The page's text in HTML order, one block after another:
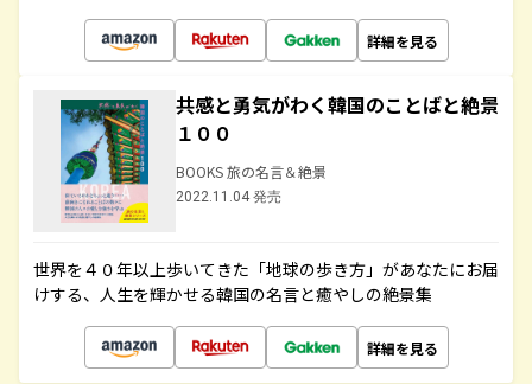
詳細を見る
共感と勇気がわく韓国のことばと絶景
１００
BOOKS 旅の名言＆絶景
2022.11.04 発売
世界を４０年以上歩いてきた「地球の歩き方」があなたにお届
けする、人生を輝かせる韓国の名言と癒やしの絶景集
詳細を見る